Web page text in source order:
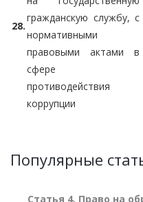
28.
гражданскую службу, с
нормативными
правовыми актами в
сфере
противодействия
коррупции
Популярные
Статья 4. Право на